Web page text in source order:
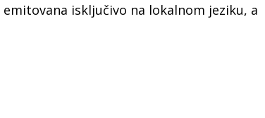
isključivo na lokalnom jeziku, a